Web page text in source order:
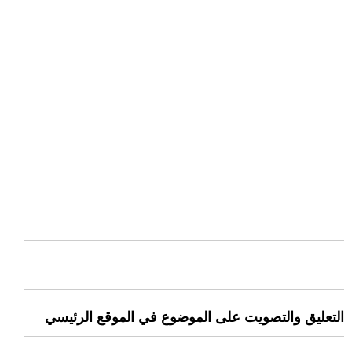
التعليق والتصويت على الموضوع في الموقع الرئيسي